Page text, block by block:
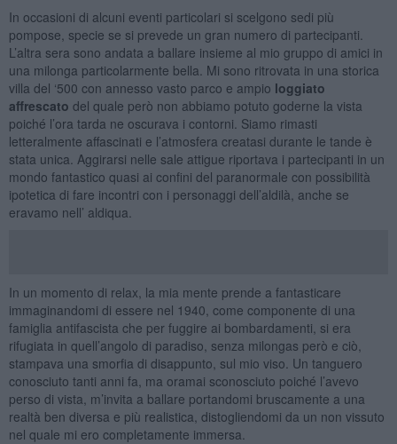
In occasioni di alcuni eventi particolari si scelgono sedi più
pompose, specie se si prevede un gran numero di partecipanti.
L’altra sera sono andata a ballare insieme al mio gruppo di amici in
una milonga particolarmente bella. Mi sono ritrovata in una storica
villa del ‘500 con annesso vasto parco e ampio loggiato
affrescato del quale però non abbiamo potuto goderne la vista
poiché l’ora tarda ne oscurava i contorni. Siamo rimasti
letteralmente affascinati e l’atmosfera creatasi durante le tande è
stata unica. Aggirarsi nelle sale attigue riportava i partecipanti in un
mondo fantastico quasi ai confini del paranormale con possibilità
ipotetica di fare incontri con i personaggi dell’aldilà, anche se
eravamo nell’ aldiqua.
In un momento di relax, la mia mente prende a fantasticare
immaginandomi di essere nel 1940, come componente di una
famiglia antifascista che per fuggire ai bombardamenti, si era
rifugiata in quell’angolo di paradiso, senza milongas però e ciò,
stampava una smorfia di disappunto, sul mio viso. Un tanguero
conosciuto tanti anni fa, ma oramai sconosciuto poiché l’avevo
perso di vista, m’invita a ballare portandomi bruscamente a una
realtà ben diversa e più realistica, distogliendomi da un non vissuto
nel quale mi ero completamente immersa.